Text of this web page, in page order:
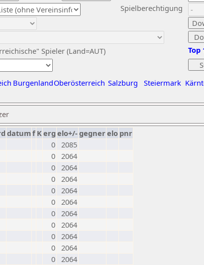
Spieler (Land=AUT)
Spielberechtigung
BurgenlandOberösterreich Salzburg Steiermark
Top
datumf Kerg elo+/-gegnerelo pnr
0 2085
0 2064
0 2064
0 2064
0 2064
0 2064
0 2064
0 2064
0 2064
0 2064
0 2064